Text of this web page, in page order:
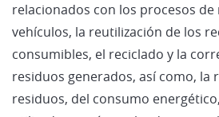
relacionados con los procesos
vehículos, la reutilización de los
consumibles, el reciclado y la
residuos generados, así como, la
residuos, del consumo